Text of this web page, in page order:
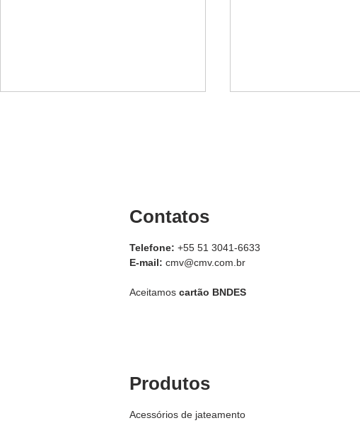
é e para que serve?
Contatos
Telefone: +55 51 3041-6633
E-mail: cmv@cmv.com.br
Aceitamos cartão BNDES
Produtos
Acessórios de jateamento